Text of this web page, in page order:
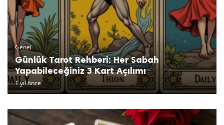
Genel
Günlük Tarot Rehberi: Her Sabah
Yapabileceğiniz 3 Kart Açılımı
1 yıl önce